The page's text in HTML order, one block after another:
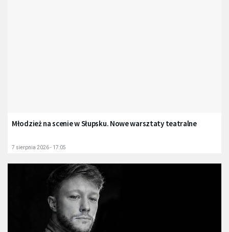
Młodzież na scenie w Słupsku. Nowe warsztaty teatralne
7 sierpnia 2026 - 17:05